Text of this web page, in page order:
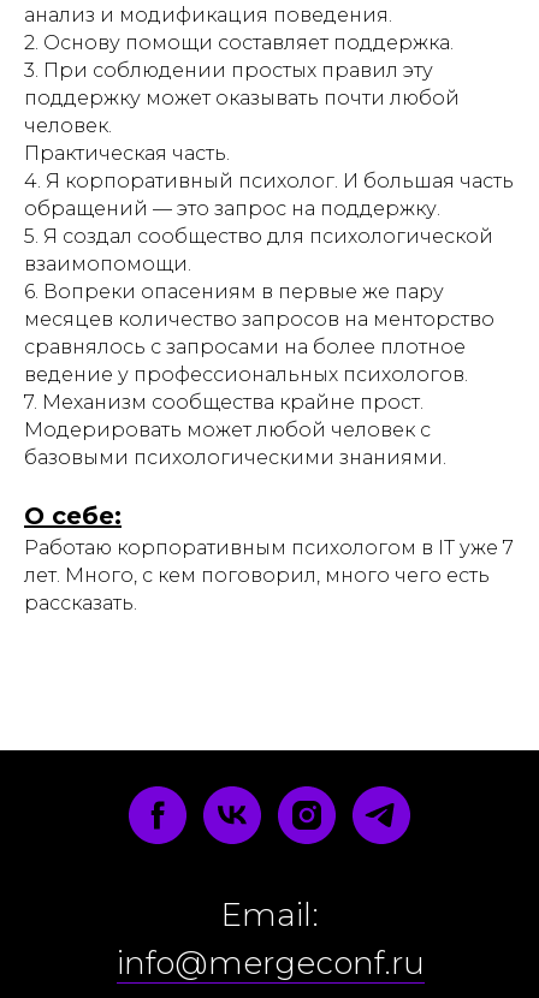
анализ и модификация поведения.
2. Основу помощи составляет поддержка.
3. При соблюдении простых правил эту
поддержку может оказывать почти любой
человек.
Практическая часть.
4. Я корпоративный психолог. И большая часть
обращений — это запрос на поддержку.
5. Я создал сообщество для психологической
взаимопомощи.
6. Вопреки опасениям в первые же пару
месяцев количество запросов на менторство
сравнялось с запросами на более плотное
ведение у профессиональных психологов.
7. Механизм сообщества крайне прост.
Модерировать может любой человек с
базовыми психологическими знаниями.
О себе:
Работаю корпоративным психологом в IT уже 7
лет. Много, с кем поговорил, много чего есть
рассказать.
Email:
info@mergeconf.ru